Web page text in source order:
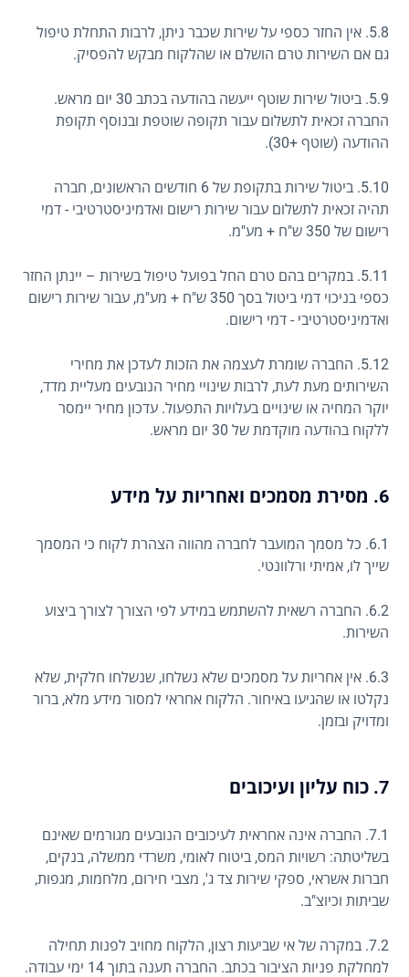
5.8. אין החזר כספי על שירות שכבר ניתן, לרבות התחלת טיפול
גם אם השירות טרם הושלם או שהלקוח מבקש להפסיק.
5.9. ביטול שירות שוטף ייעשה בהודעה בכתב 30 יום מראש.
החברה זכאית לתשלום עבור תקופה שוטפת ובנוסף תקופת
ההודעה (שוטף +30).
5.10. ביטול שירות בתקופת של 6 חודשים הראשונים, חברה
תהיה זכאית לתשלום עבור שירות רישום ואדמיניסטרטיבי - דמי
רישום של 350 ש"ח + מע"מ.
5.11. במקרים בהם טרם החל בפועל טיפול בשירות – יינתן החזר
כספי בניכוי דמי ביטול בסך 350 ש"ח + מע"מ, עבור שירות רישום
ואדמיניסטרטיבי - דמי רישום.
5.12. החברה שומרת לעצמה את הזכות לעדכן את מחירי
השירותים מעת לעת, לרבות שינויי מחיר הנובעים מעליית מדד,
יוקר המחיה או שינויים בעלויות התפעול. עדכון מחיר יימסר
ללקוח בהודעה מוקדמת של 30 יום מראש.
6. מסירת מסמכים ואחריות על מידע
6.1. כל מסמך המועבר לחברה מהווה הצהרת לקוח כי המסמך
שייך לו, אמיתי ורלוונטי.
6.2. החברה רשאית להשתמש במידע לפי הצורך לצורך ביצוע
השירות.
6.3. אין אחריות על מסמכים שלא נשלחו, שנשלחו חלקית, שלא
נקלטו או שהגיעו באיחור. הלקוח אחראי למסור מידע מלא, ברור
ומדויק ובזמן.
7. כוח עליון ועיכובים
7.1. החברה אינה אחראית לעיכובים הנובעים מגורמים שאינם
בשליטתה: רשויות המס, ביטוח לאומי, משרדי ממשלה, בנקים,
חברות אשראי, ספקי שירות צד ג', מצבי חירום, מלחמות, מגפות,
שביתות וכיוצ"ב.
7.2. במקרה של אי שביעות רצון, הלקוח מחויב לפנות תחילה
למחלקת פניות הציבור בכתב. החברה תענה בתוך 14 ימי עבודה.